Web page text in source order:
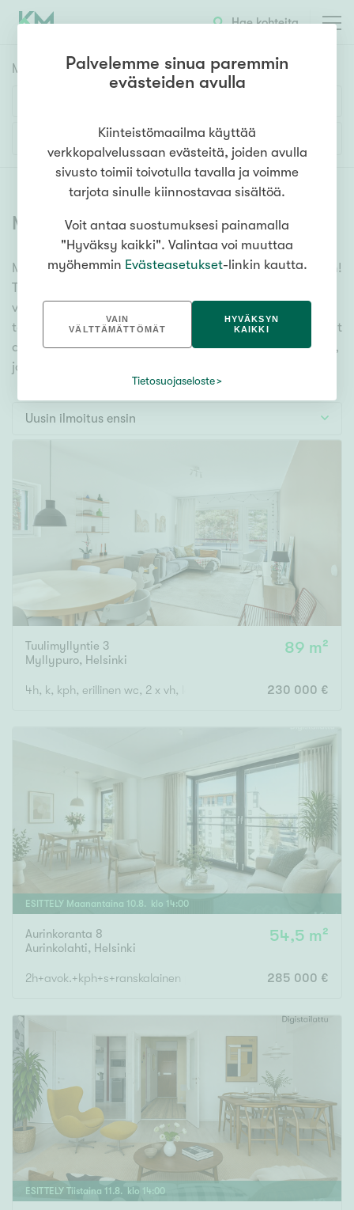
Hae kohteita
Myyntikohteet
1h 2h 3h 4h 5h+
Asuntotyyppi
Kerros-/luhtitalo
Rivitalo/paritalo
Omakoti-/erillistalo
Maa- tai metsätila
Vapaa-ajan asunto
Hinta
000 000 €
Pinta-ala
Asuinpinta-ala Kokonaispinta-ala
m²
Uudiskohteet
Vain uudiskohteet Ei uudiskohteita
Arvokohteet
Vain arvokohteet Ei arvokohteita
Kunto
Tyydyttävä
Välttävä
Ominaisuudet
Hissi
Järvi- tai merinäköala
Lisää hakuehtoja
Myytävät asunnot (6358)
Meiltä löydät myytävät asunnot, oli tarpeesi mikä vain!
Tuhansien kohteiden ja satojen kiinteistönvälittäjien
verkostomme auttaa sinua kenties elämäsi
tärkeimmässä päätöksessä. Katso alta kaikki myytävät
asunnot. Hyödynnä myös kätevää hakutyökaluamme,
jonka avulla löydät omien toiveidesi mukaisen kodin.
Uusin ilmoitus ensin
Tuulimyllyntie 3
Myllypuro, Helsinki
89 m²
4h, k, kph, erillinen wc, 2 x vh, lasitettu parveke 230 000 €
ESITTELY Maanantaina 10.8. klo 14:00
Aurinkoranta 8
Aurinkolahti, Helsinki
54,5 m²
2h+avok.+kph+s+ranskalainen parv. 285 000 €
ESITTELY Tiistaina 11 .8. klo 14:00
Palvelemme sinua paremmin
evästeiden avulla
Kiinteistömaailma käyttää
verkkopalvelussaan evästeitä, joiden avulla
sivusto toimii toivotulla tavalla ja voimme
tarjota sinulle kiinnostavaa sisältöä.
Voit antaa suostumuksesi painamalla
"Hyväksy kaikki". Valintaa voi muuttaa
myöhemmin Evästeasetukset-linkin kautta.
VAIN
VÄLTTÄMÄTTÖMÄT
HYVÄKSYN
KAIKKI
Tietosuojaseloste